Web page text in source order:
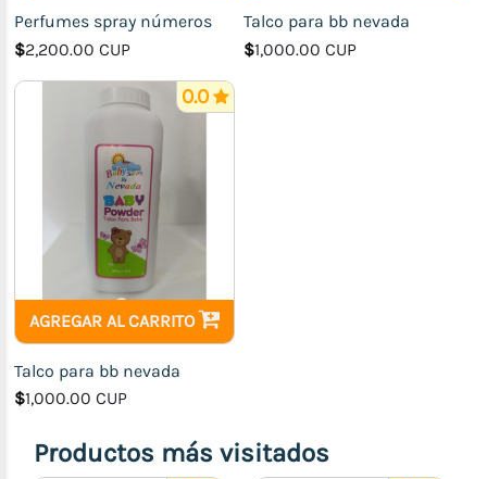
Perfumes spray números
$2,200.00 CUP
Talco para bb nevada
$1,000.00 CUP
AGREGAR AL CARRITO
0.0
Talco para bb nevada
$1,000.00 CUP
Productos más visitados